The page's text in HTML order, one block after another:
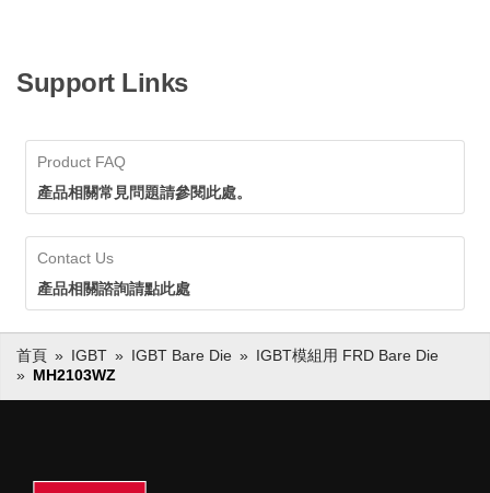
Support Links
Product FAQ
產品相關常見問題請參閱此處。
Contact Us
產品相關諮詢請點此處
首頁 IGBT IGBT Bare Die
IGBT模組用 FRD Bare Die
MH2103WZ